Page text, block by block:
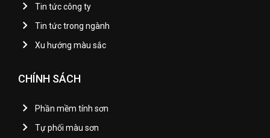
Tin tức công ty
Tin tức trong ngành
Xu hướng màu sắc
CHÍNH SÁCH
Phần mềm tính sơn
Tự phối màu sơn